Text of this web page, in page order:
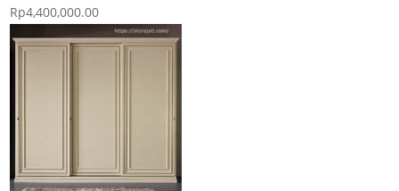
Rp4,400,000.00